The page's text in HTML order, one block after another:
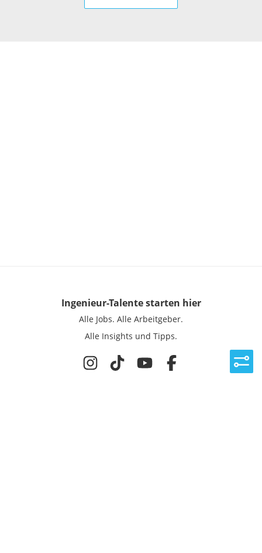
Ingenieur-Talentestarten hier
Alle Jobs. Alle Arbeitgeber.
Alle Insights und Tipps.